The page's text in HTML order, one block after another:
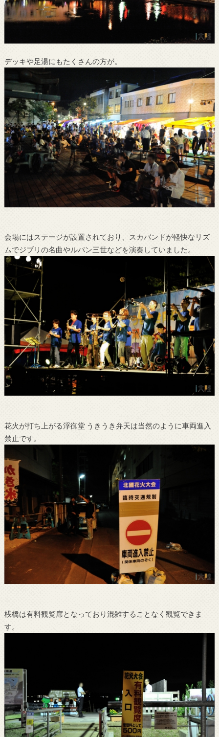
デッキや足湯にもたくさんの方が。
会場にはステージが設置されており、スカバンドが軽快なリズ
ムでジブリの名曲やルパン三世などを演奏していました。
花火が打ち上がる浮御堂 うきうき弁天は当然のように車両進入
禁止です。
桟橋は有料観覧席となっており混雑することなく観覧できま
す。